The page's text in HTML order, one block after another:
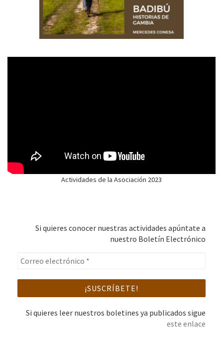
Actividades de la Asociación 2023
Si quieres conocer nuestras actividades apúntate a
nuestro Boletín Electrónico
Si quieres leer nuestros boletines ya publicados sigue
este enlace